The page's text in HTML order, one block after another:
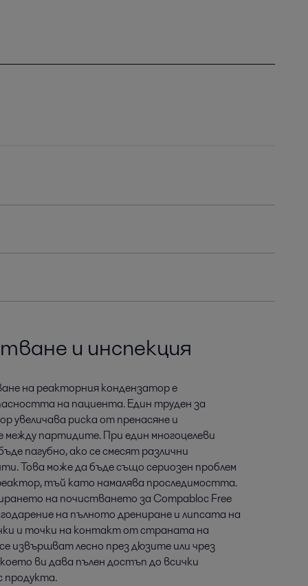
и инспекция
на реакторния кондензатор е
на пациента. Един труден за
увеличава риска от пренасяне и
между партидите. При един многоцелеви
пагубно, ако се смесят различни
Това може да бъде също сериозен проблем
тъй като намалява проследимостта.
на почистването за Compabloc Free
на пълното дрениране и липсата на
и точки на контакт от страната на
извършват лесно през дюзите или чрез
ви дава пълен достъп до всички
продукта.